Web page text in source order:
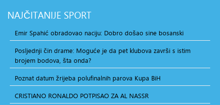
NAJČITANIJE SPORT
Emir Spahić obradovao naciju: Dobro došao sine bosanski
Posljednji čin drame: Moguće je da pet klubova završi s istim
brojem bodova, šta onda?
Poznat datum žrijeba polufinalnih parova Kupa BiH
CRISTIANO RONALDO POTPISAO ZA AL NASSR